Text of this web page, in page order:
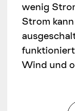
wenig
Strom
funktioniert
Wind und